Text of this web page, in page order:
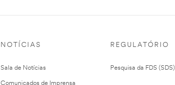
NOTÍCIAS
Sala de Notícias
Comunicados de Imprensa
REGULATÓRIO
Pesquisa da FDS (SDS)